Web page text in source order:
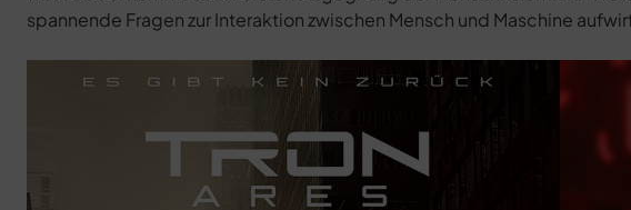
spannende Fragen zur Interaktion zwischen Mensch und Maschine